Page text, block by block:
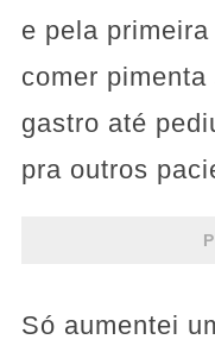
e pela
comer
gastro até
pra outros
Só aumentei